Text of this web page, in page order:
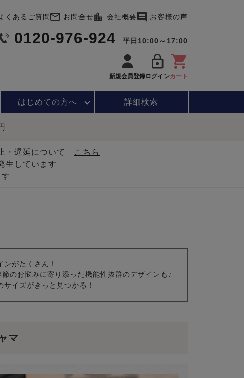
くあるご質問 お問合せ 会社概要 お客様の声
0120-976-924 平日10:00～17:00
新規会員登録ログインカート
はじめての方へ 詳細検索
・遅延について
こちら
生しています
がたくさん！
のお悩みに寄り添った機能性抜群のデザインも♪
イズがきっと見つかる！
マ